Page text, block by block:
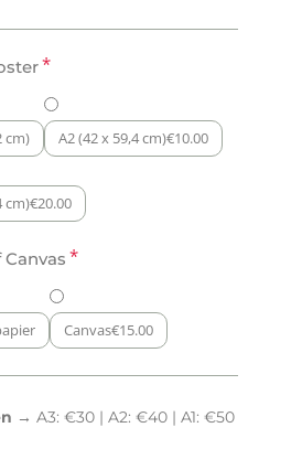
*
cm) A2 (42 x 59,4 cm)€10.00
cm)€20.00
*
Canvas€15.00
→ A3: €30 | A2: €40 | A1: €50